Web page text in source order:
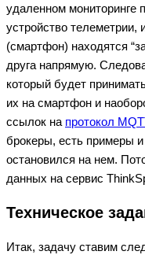
удаленном мониторинге
устройство телеметрии,
(смартфон) находятся
друга напрямую.
который будет
их на смартфон и
ссылок на протокол
брокеры, есть примеры
остановился на нем.
данных на сервис
Техническое
Итак, задачу ставим